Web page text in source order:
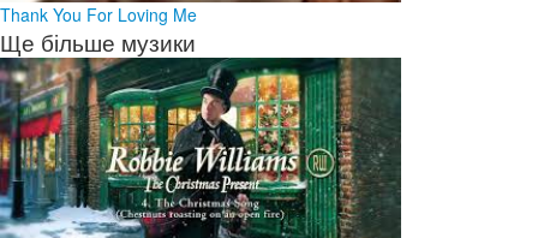
Thank You For Loving Me
Ще більше музики